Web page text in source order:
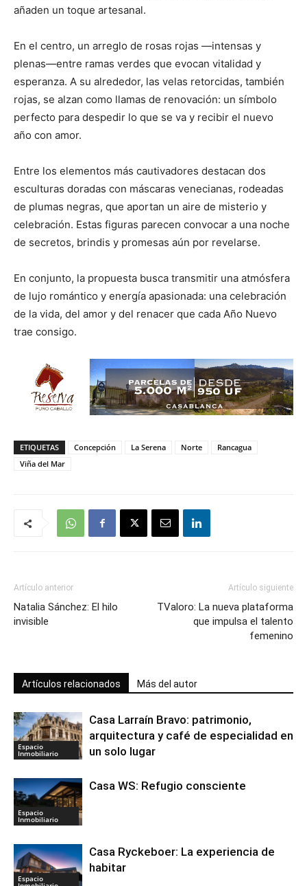
añaden un toque artesanal.
En el centro, un arreglo de rosas rojas —intensas y
plenas—entre ramas verdes que evocan vitalidad y
esperanza. A su alrededor, las velas retorcidas, también
rojas, se alzan como llamas de renovación: un símbolo
perfecto para despedir lo que se va y recibir el nuevo
año con amor.
Entre los elementos más cautivadores destacan dos
esculturas doradas con máscaras venecianas, rodeadas
de plumas negras, que aportan un aire de misterio y
celebración. Estas figuras parecen convocar a una noche
de secretos, brindis y promesas aún por revelarse.
En conjunto, la propuesta busca transmitir una atmósfera
de lujo romántico y energía apasionada: una celebración
de la vida, del amor y del renacer que cada Año Nuevo
trae consigo.
ETIQUETAS Concepción La Serena Norte
Rancagua
Viña del Mar
Artículo anterior
Natalia Sánchez: El hilo
invisible
Artículo siguiente
TValoro: La nueva plataforma
que impulsa el talento
femenino
Artículos relacionados Más del autor
Espacio
Inmobiliario
Casa Larraín Bravo: patrimonio,
arquitectura y café de especialidad en
un solo lugar
Espacio
Inmobiliario
Casa WS: Refugio consciente
Espacio
Casa Ryckeboer: La experiencia de
habitar